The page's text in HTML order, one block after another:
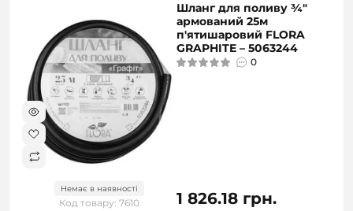
Немає в наявності
Код товару: 7610
Шланг для поливу ¾"
армований 25м
п'ятишаровий FLORA
GRAPHITE – 5063244
0
1 826.18 грн.